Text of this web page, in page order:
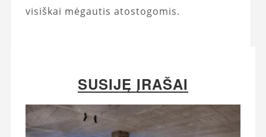
visiškai mėgautis atostogomis.
SUSIJĘ ĮRAŠAI